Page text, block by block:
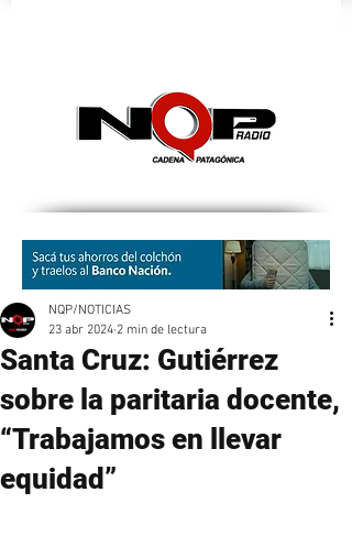
Santa Cruz: Gutiérrez
sobre la paritaria docente,
“Trabajamos en llevar
equidad”
NQP/NOTICIAS
23 abr 2024 2 min de lectura